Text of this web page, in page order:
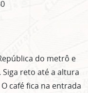
do metrô e
Siga reto até a altura
café fica na entrada